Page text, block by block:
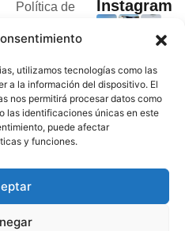
utilizamos tecnologías como las
a la información del dispositivo. El
nos permitirá procesar datos como
las identificaciones únicas en este
puede afectar
y funciones.
Política de
privacidad
Términos y
condiciones
Instagram